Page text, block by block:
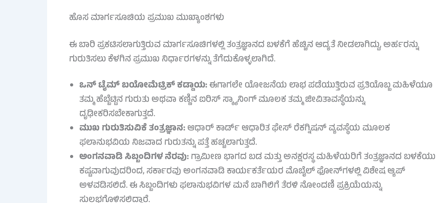
ಹೊಸ ಮಾರ್ಗಸೂಚಿಯ ಪ್ರಮುಖ ಮುಖ್ಯಾಂಶಗಳು
ಈ ಬಾರಿ ಪ್ರಕಟಿಸಲಾಗುತ್ತಿರುವ ಮಾರ್ಗಸೂಚಿಗಳಲ್ಲಿ ತಂತ್ರಜ್ಞಾನದ ಬಳಕೆಗೆ ಹೆಚ್ಚಿನ ಆದ್ಯತೆ ನೀಡಲಾಗಿದ್ದು, ಅರ್ಹರನ್ನು
ಗುರುತಿಸಲು ಕೆಳಗಿನ ಪ್ರಮುಖ ನಿರ್ಧಾರಗಳನ್ನು ತೆಗೆದುಕೊಳ್ಳಲಾಗಿದೆ.
ಒನ್ ಟೈಮ್ ಬಯೋಮೆಟ್ರಿಕ್ ಕಡ್ಡಾಯ:ಈಗಾಗಲೇ ಯೋಜನೆಯ ಲಾಭ ಪಡೆಯುತ್ತಿರುವ ಪ್ರತಿಯೊಬ್ಬ ಮಹಿಳೆಯೂ
ತಮ್ಮ ಹೆಬ್ಬೆಟ್ಟಿನ ಗುರುತು ಅಥವಾ ಕಣ್ಣಿನ ಐರಿಸ್ ಸ್ಕ್ಯಾನಿಂಗ್ ಮೂಲಕ ತಮ್ಮ ಜೀವಿತಾವಸ್ಥೆಯನ್ನು
ದೃಢೀಕರಿಸಬೇಕಾಗುತ್ತದೆ.
ಮುಖ ಗುರುತಿಸುವಿಕೆ ತಂತ್ರಜ್ಞಾನ:ಆಧಾರ್ ಕಾರ್ಡ್ ಆಧಾರಿತ ಫೇಸ್ ರೆಕಗ್ನಿಷನ್ ವ್ಯವಸ್ಥೆಯ ಮೂಲಕ
ಫಲಾನುಭವಿಯ ನಿಜವಾದ ಗುರುತನ್ನು ಪತ್ತೆ ಹಚ್ಚಲಾಗುತ್ತದೆ.
ಅಂಗನವಾಡಿ ಸಿಬ್ಬಂದಿಗಳ ನೆರವು:ಗ್ರಾಮೀಣ ಭಾಗದ ಬಡ ಮತ್ತು ಅನಕ್ಷರಸ್ಥ ಮಹಿಳೆಯರಿಗೆ ತಂತ್ರಜ್ಞಾನದ ಬಳಕೆಯು
ಕಷ್ಟವಾಗುವುದರಿಂದ, ಸರ್ಕಾರವು ಅಂಗನವಾಡಿ ಕಾರ್ಯಕರ್ತೆಯರ ಮೊಬೈಲ್ ಫೋನ್‌ಗಳಲ್ಲಿ ವಿಶೇಷ ಆ್ಯಪ್
ಅಳವಡಿಸಲಿದೆ. ಈ ಸಿಬ್ಬಂದಿಗಳು ಫಲಾನುಭವಿಗಳ ಮನೆ ಬಾಗಿಲಿಗೆ ತೆರಳಿ ನೋಂದಣಿ ಪ್ರಕ್ರಿಯೆಯನ್ನು